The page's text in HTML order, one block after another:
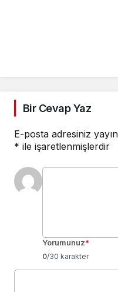
Bir Cevap Yaz
E-posta adresiniz
* ile işaretlenmişlerdir
Yorumunuz*
0/30 karakter